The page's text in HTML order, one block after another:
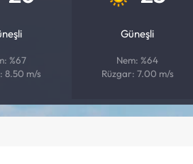
%67
8.50 m/s
Güneşli
Nem: %64
Rüzgar: 7.00 m/s